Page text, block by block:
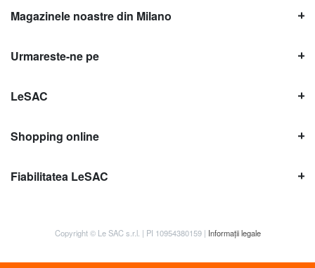
Magazinele noastre din Milano
Urmareste-ne pe
LeSAC
Shopping online
Fiabilitatea LeSAC
Copyright © Le SAC s.r.l. | PI 10954380159 | Informații legale